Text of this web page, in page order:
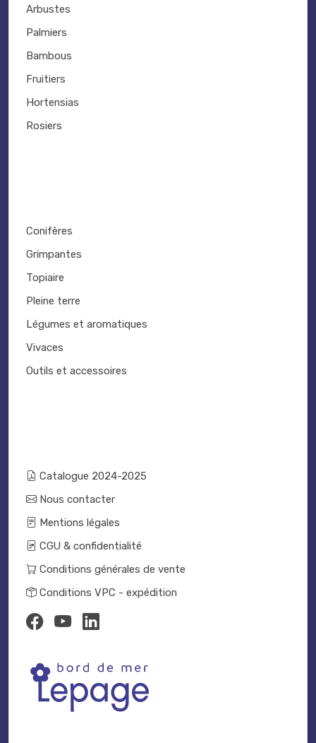
Arbustes
Palmiers
Bambous
Fruitiers
Hortensias
Rosiers
Conifères
Grimpantes
Topiaire
Pleine terre
Légumes et aromatiques
Vivaces
Outils et accessoires
Catalogue 2024-2025
Nous contacter
Mentions légales
CGU & confidentialité
Conditions générales de vente
Conditions VPC - expédition